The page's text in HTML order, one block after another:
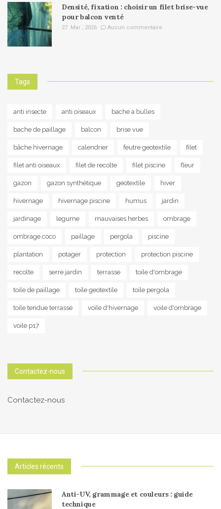
Densité, fixation : choisir un filet brise-vue
pour balcon venté
27. Mar , 2026 Aucun commentaire
Tags
anti insecte anti oiseaux bache a bulles
bache de paillage balcon brise vue
bâche hivernage calendrier feutre geotextile filet
filet anti oiseaux filet de recolte filet piscine fleur
gazon gazon synthétique geotextile hiver
hivernage hivernage piscine humus jardin
jardinage legume mauvaises herbes ombrage
ombrage coco paillage pergola piscine
plantation potager protection protection piscine
recolte serre jardin terrasse toile d'ombrage
toile de paillage toile geotextile toile pergola
toile tendue terrasse voile d'hivernage voile d'ombrage
voile p17
Contactez-nous
Contactez-nous
Articles récents
Anti-UV, grammage et couleurs : guide
technique